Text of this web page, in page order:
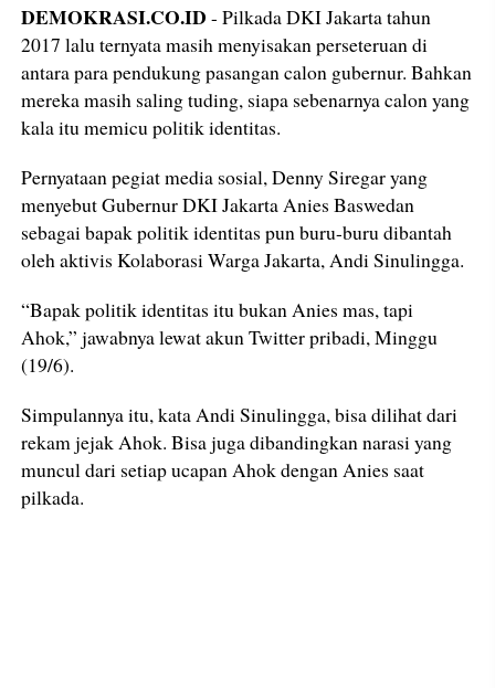
DEMOKRASI.CO.ID - Pilkada DKI Jakarta tahun
2017 lalu ternyata masih menyisakan perseteruan di
antara para pendukung pasangan calon gubernur. Bahkan
mereka masih saling tuding, siapa sebenarnya calon yang
kala itu memicu politik identitas.
Pernyataan pegiat media sosial, Denny Siregar yang
menyebut Gubernur DKI Jakarta Anies Baswedan
sebagai bapak politik identitas pun buru-buru dibantah
oleh aktivis Kolaborasi Warga Jakarta, Andi Sinulingga.
“Bapak politik identitas itu bukan Anies mas, tapi
Ahok,” jawabnya lewat akun Twitter pribadi, Minggu
(19/6).
Simpulannya itu, kata Andi Sinulingga, bisa dilihat dari
rekam jejak Ahok. Bisa juga dibandingkan narasi yang
muncul dari setiap ucapan Ahok dengan Anies saat
pilkada.